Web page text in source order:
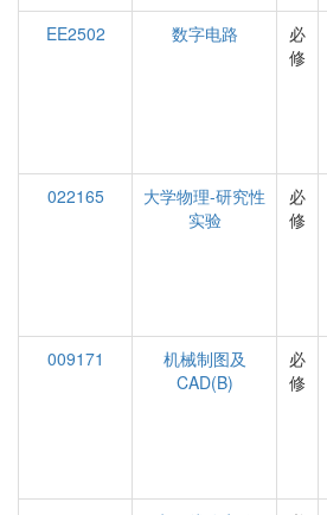
EE2502
数字电路
必
修
022165
大学物理-研究性
实验
必
修
009171
机械制图及
CAD(B)
必
修